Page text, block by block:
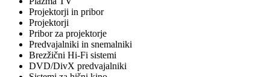
Projektorji in pribor
Projektorji
Pribor za projektorje
Predvajalniki in snemalniki
Brezžični Hi-Fi sistemi
DVD/DivX predvajalniki